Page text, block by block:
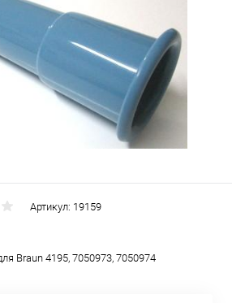
Артикул: 19159
Braun 4195, 7050973, 7050974